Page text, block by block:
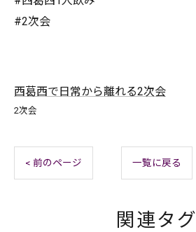
#2次会
西葛西で日常から離れる2次会
2次会
< 前のページ 一覧に戻る
関連タグ